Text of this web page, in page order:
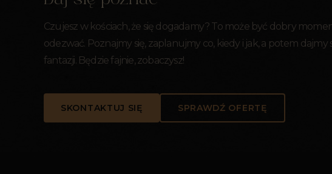
Czujesz w kościach, że się dogadamy? To może być dobry
odezwać. Poznajmy się, zaplanujmy co, kiedy i jak, a potem dajmy
fantazji. Będzie fajnie, zobaczysz!
SKONTAKTUJ SIĘ SPRAWDŹ OFERTĘ